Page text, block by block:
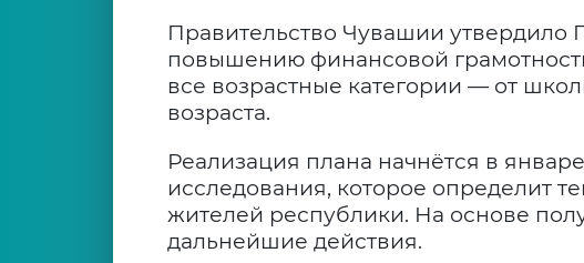
Правительство Чувашии утвердило
повышению финансовой
все возрастные категории — от
возраста.
Реализация плана начнётся в
исследования, которое определит
жителей республики. На основе
дальнейшие действия.